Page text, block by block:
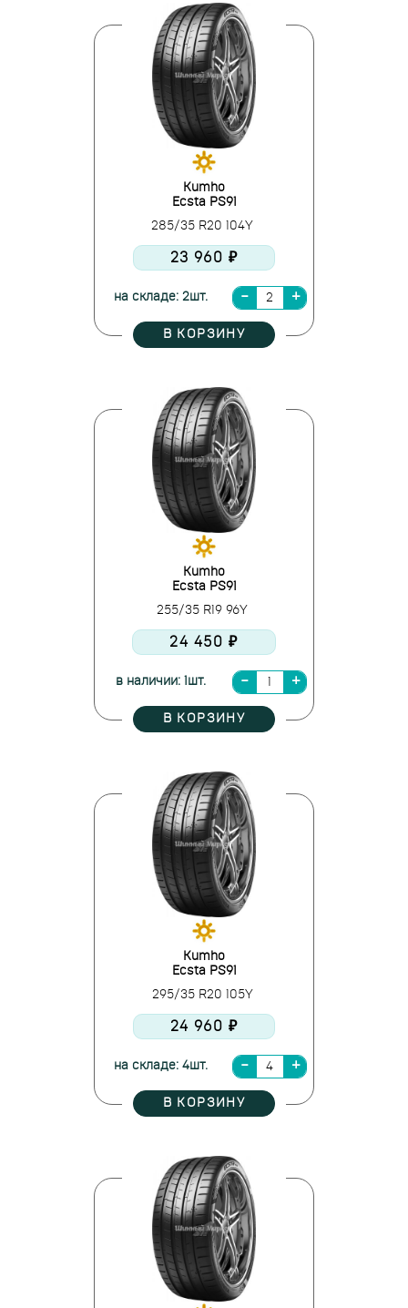
Kumho
Ecsta PS91
285/35 R20 104Y
23 960 ₽
на складе: 2шт.
В КОРЗИНУ
Kumho
Ecsta PS91
255/35 R19 96Y
24 450 ₽
в наличии: 1шт.
В КОРЗИНУ
Kumho
Ecsta PS91
295/35 R20 105Y
24 960 ₽
на складе: 4шт.
В КОРЗИНУ